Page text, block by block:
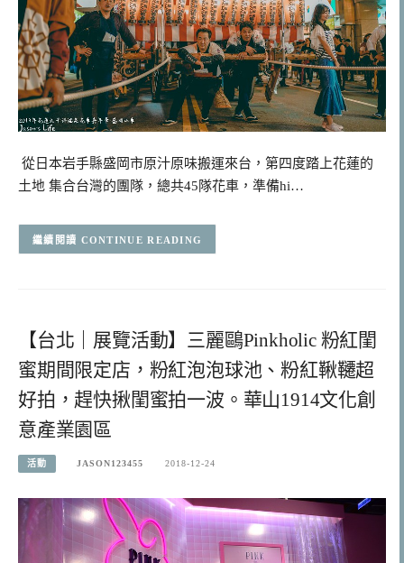
從日本岩手縣盛岡市原汁原味搬運來台，第四度踏上花蓮的
土地 集合台灣的團隊，總共45隊花車，準備hi…
CONTINUE READING
【台北｜展覽活動】三麗鷗Pinkholic 粉紅閨
蜜期間限定店，粉紅泡泡球池、粉紅鞦韆超
好拍，趕快揪閨蜜拍一波。華山1914文化創
意產業園區
活動 JASON123455 2018-12-24